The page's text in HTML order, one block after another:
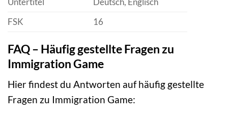
FSK
16
FAQ – Häufig gestellte Fragen zu
Immigration Game
Hier findest du Antworten auf häufig gestellte
Fragen zu Immigration Game: